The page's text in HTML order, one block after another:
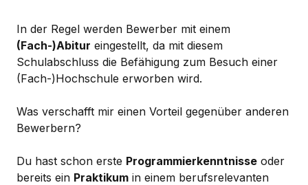
In der Regel werden Bewerber mit einem
(Fach-)Abitur eingestellt, da mit diesem
Schulabschluss die Befähigung zum Besuch einer
(Fach-)Hochschule erworben wird.
Was verschafft mir einen Vorteil gegenüber anderen
Bewerbern?
Du hast schon erste Programmierkenntnisse oder
bereits ein Praktikum in einem berufsrelevanten